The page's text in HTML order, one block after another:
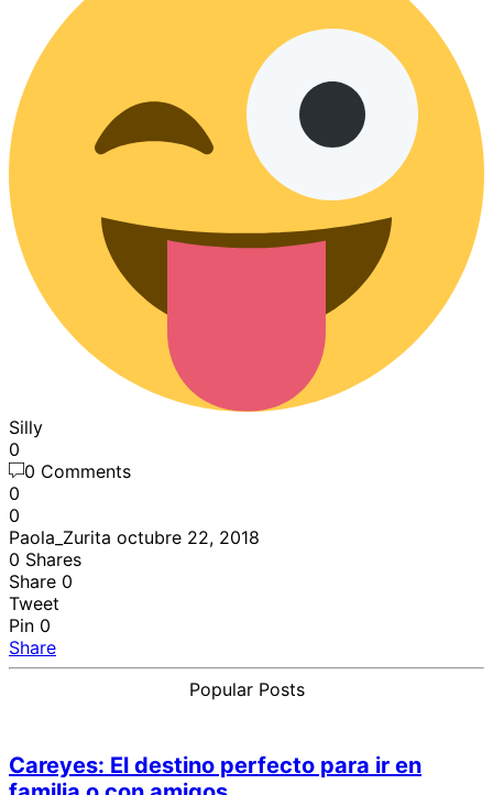
Silly
0
0 Comments
0
0
Paola_Zurita octubre 22, 2018
0 Shares
Share 0
Tweet
Pin 0
Share
Popular Posts
Careyes: El destino perfecto para ir en